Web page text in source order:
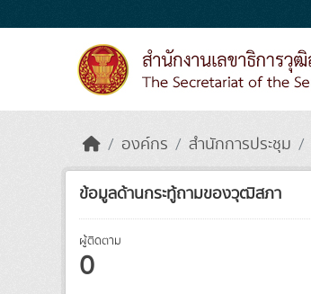
องค์กร สำนักการประชุม
ข้อมูลด้านกระทู้ถามของวุฒิสภา
ผู้ติดตาม
0